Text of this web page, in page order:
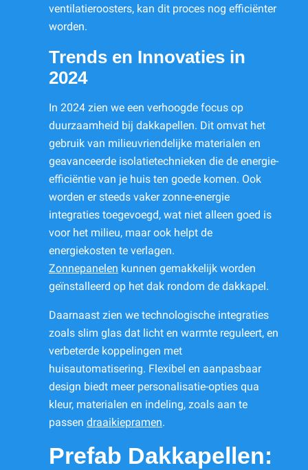
ventilatieroosters, kan dit proces nog efficiënter
worden.
Trends en Innovaties in
2024
In 2024 zien we een verhoogde focus op
duurzaamheid bij dakkapellen. Dit omvat het
gebruik van milieuvriendelijke materialen en
geavanceerde isolatietechnieken die de energie-
efficiëntie van je huis ten goede komen. Ook
worden er steeds vaker zonne-energie
integraties toegevoegd, wat niet alleen goed is
voor het milieu, maar ook helpt de
energiekosten te verlagen.
Zonnepanelen kunnen gemakkelijk worden
geïnstalleerd op het dak rondom de dakkapel.
Daarnaast zien we technologische integraties
zoals slim glas dat licht en warmte reguleert, en
verbeterde koppelingen met
huisautomatisering. Flexibel en aanpasbaar
design biedt meer personalisatie-opties qua
kleur, materialen en indeling, zoals aan te
passen draaikiepramen.
Prefab Dakkapellen: